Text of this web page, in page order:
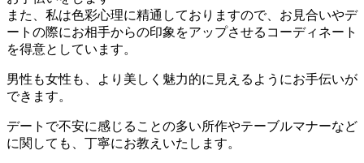
また、私は色彩心理に精通しておりますので、お見合いやデ
ートの際にお相手からの印象をアップさせるコーディネート
を得意としています。
男性も女性も、より美しく魅力的に見えるようにお手伝いが
できます。
デートで不安に感じることの多い所作やテーブルマナーなど
に関しても、丁寧にお教えいたします。